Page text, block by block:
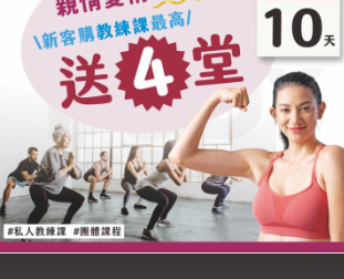
即日起至5/20🔥OK Body. Your Fitness
Buddy.🙌🏼你的健身好夥伴🙌🏼#母親節限時
專案 #okbodyproject左營店 #高雄健身
房 #高雄健身房推薦 #左營健身房 #左營
健身房推薦#高雄運動教練 #高雄教練課 #
私人教練 #健身 #運動規劃#fitnes...